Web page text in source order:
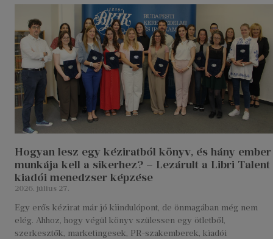
Hogyan lesz egy kéziratból könyv, és hány ember
munkája kell a sikerhez? – Lezárult a Libri Talent
kiadói menedzser képzése
2026. július 27.
Egy erős kézirat már jó kiindulópont, de önmagában még nem
elég. Ahhoz, hogy végül könyv szülessen egy ötletből,
szerkesztők, marketingesek, PR-szakemberek, kiadói